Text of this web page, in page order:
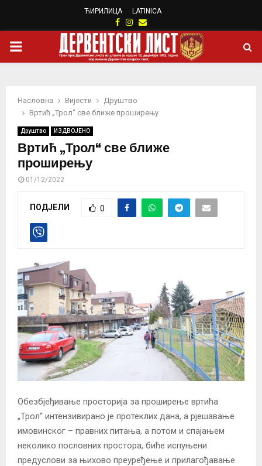
ЋИРИЛИЦА LATINICA
Facebook
Instagram
Email
PRIMARY
Насловна Вијести
Друштво
Вртић „Трол“ све ближе проширењу
Друштво ИЗДВОЈЕНО
Вртић „Трол“ све ближе
проширењу
01/12/2022
ПОДЈЕЛИ 0
Обезбјеђивање просторија за проширење вртића
„Трол“ интензивирано је протеклих дана, а рјешавање
имовинског – правних питања, а потом и спајањем
неколико пословних простора, биће испуњени
предуслови за њихово преуређење и прилагођавање